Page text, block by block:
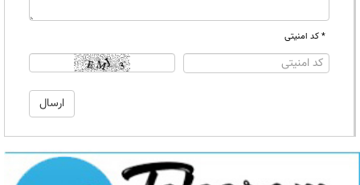
* کد امنیتی